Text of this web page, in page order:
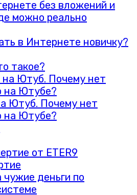
в Интернете новичку?
такое?
Ютуб. Почему нет
на Ютубе?